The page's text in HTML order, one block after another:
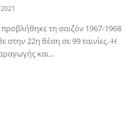
τη σαιζόν 1967-1968
στην 22η θέση σε 99 ταινίες.-Η
και...